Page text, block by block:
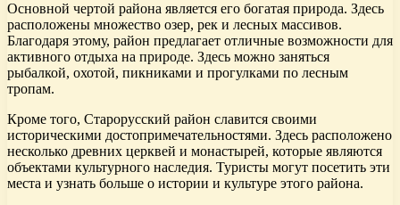
Основной чертой района является его богатая природа. Здесь
расположены множество озер, рек и лесных массивов.
Благодаря этому, район предлагает отличные возможности для
активного отдыха на природе. Здесь можно заняться
рыбалкой, охотой, пикниками и прогулками по лесным
тропам.
Кроме того, Старорусский район славится своими
историческими достопримечательностями. Здесь расположено
несколько древних церквей и монастырей, которые являются
объектами культурного наследия. Туристы могут посетить эти
места и узнать больше о истории и культуре этого района.